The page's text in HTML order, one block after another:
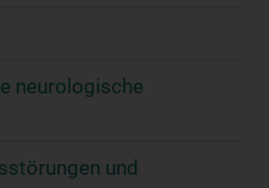
neurologische
und